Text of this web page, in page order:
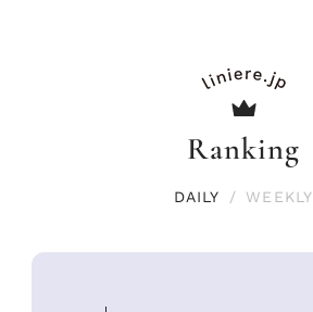
Ranking
DAILY / WEEKLY